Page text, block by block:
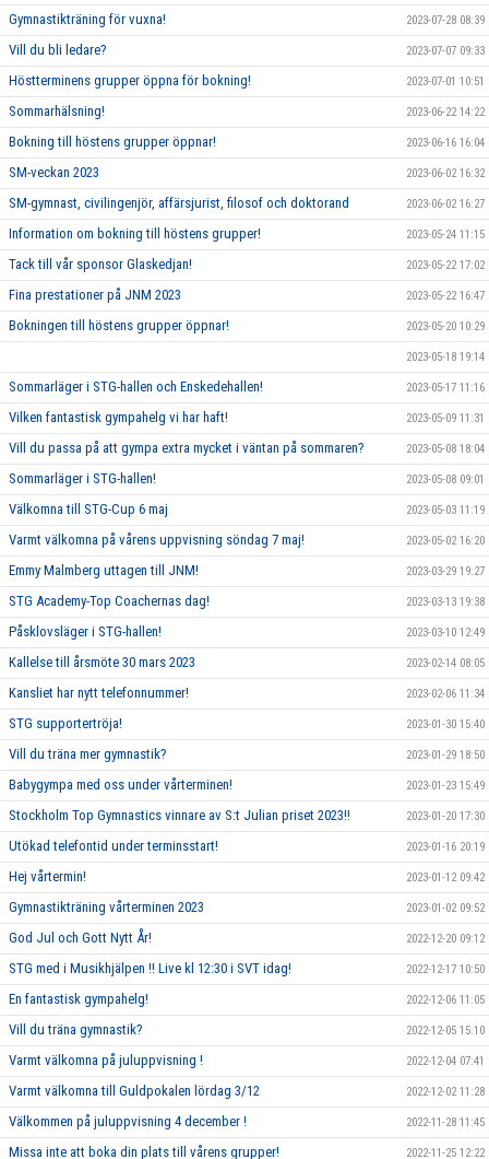
Gymnastikträning för vuxna! 2023-07-28 08:39
Vill du bli ledare? 2023-07-07 09:33
Höstterminens grupper öppna för bokning! 2023-07-01 10:51
Sommarhälsning! 2023-06-22 14:22
Bokning till höstens grupper öppnar! 2023-06-16 16:04
SM-veckan 2023 2023-06-02 16:32
SM-gymnast, civilingenjör, affärsjurist, filosof och doktorand 2023-06-02 16:27
Information om bokning till höstens grupper! 2023-05-24 11:15
Tack till vår sponsor Glaskedjan! 2023-05-22 17:02
Fina prestationer på JNM 2023 2023-05-22 16:47
Bokningen till höstens grupper öppnar! 2023-05-20 10:29
2023-05-18 19:14
Sommarläger i STG-hallen och Enskedehallen! 2023-05-17 11:16
Vilken fantastisk gympahelg vi har haft! 2023-05-09 11:31
Vill du passa på att gympa extra mycket i väntan på sommaren? 2023-05-08 18:04
Sommarläger i STG-hallen! 2023-05-08 09:01
Välkomna till STG-Cup 6 maj 2023-05-03 11:19
Varmt välkomna på vårens uppvisning söndag 7 maj! 2023-05-02 16:20
Emmy Malmberg uttagen till JNM! 2023-03-29 19:27
STG Academy-Top Coachernas dag! 2023-03-13 19:38
Påsklovsläger i STG-hallen! 2023-03-10 12:49
Kallelse till årsmöte 30 mars 2023 2023-02-14 08:05
Kansliet har nytt telefonnummer! 2023-02-06 11:34
STG supportertröja! 2023-01-30 15:40
Vill du träna mer gymnastik? 2023-01-29 18:50
Babygympa med oss under vårterminen! 2023-01-23 15:49
Stockholm Top Gymnastics vinnare av S:t Julian priset 2023!! 2023-01-20 17:30
Utökad telefontid under terminsstart! 2023-01-16 20:19
Hej vårtermin! 2023-01-12 09:42
Gymnastikträning vårterminen 2023 2023-01-02 09:52
God Jul och Gott Nytt År! 2022-12-20 09:12
STG med i Musikhjälpen !! Live kl 12:30 i SVT idag! 2022-12-17 10:50
En fantastisk gympahelg! 2022-12-06 11:05
Vill du träna gymnastik? 2022-12-05 15:10
Varmt välkomna på juluppvisning ! 2022-12-04 07:41
Varmt välkomna till Guldpokalen lördag 3/12 2022-12-02 11:28
Välkommen på juluppvisning 4 december ! 2022-11-28 11:45
Missa inte att boka din plats till vårens grupper! 2022-11-25 12:22